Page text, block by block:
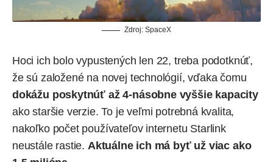
Zdroj: SpaceX
Hoci ich bolo vypustených len 22, treba podotknúť,
že sú založené na novej technológií, vďaka čomu
dokážu poskytnúť až 4-násobne vyššie kapacity
ako staršie verzie. To je veľmi potrebná kvalita,
nakoľko počet používateľovinternetu Starlink
neustále rastie. Aktuálne ich má byť už viac ako